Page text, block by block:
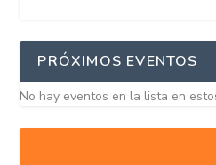
PRÓXIMOS EVENTOS
No hay eventos en la lista en